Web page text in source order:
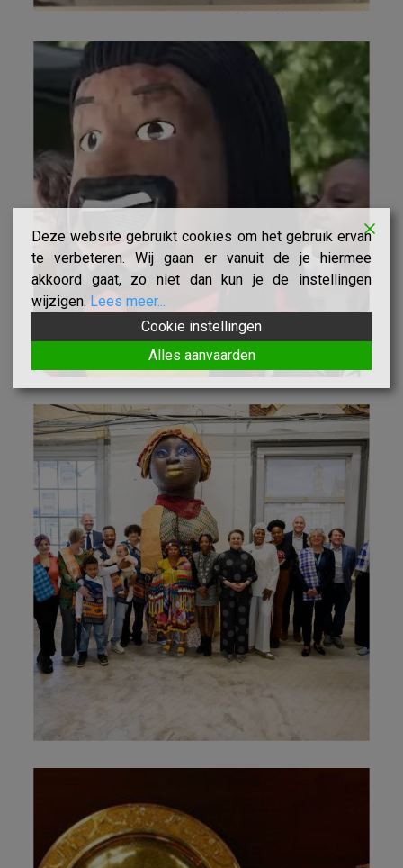
Deze website gebruikt cookies om het gebruik ervan
te verbeteren. Wij gaan er vanuit de je hiermee
akkoord gaat, zo niet dan kun je de instellingen
wijzigen. Lees meer...
Cookie instellingen
Alles aanvaarden